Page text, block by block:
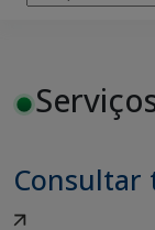
por:
Consultar